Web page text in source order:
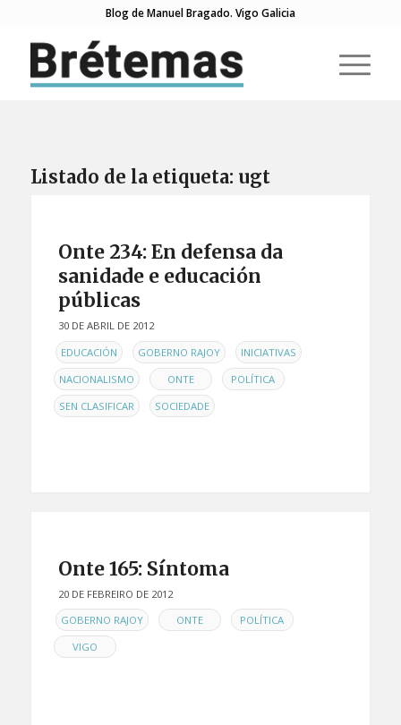
Blog de Manuel Bragado. Vigo Galicia
Listado de la etiqueta: ugt
Onte 234: En defensa da
sanidade e educación
públicas
30 DE ABRIL DE 2012
ENEDUCACIÓN , GOBERNO RAJOY , INICIATIVAS ,
NACIONALISMO , ONTE , POLÍTICA ,
SEN CLASIFICAR , SOCIEDADE
Onte 165: Síntoma
20 DE FEBREIRO DE 2012
ENGOBERNO RAJOY , ONTE , POLÍTICA ,
VIGO